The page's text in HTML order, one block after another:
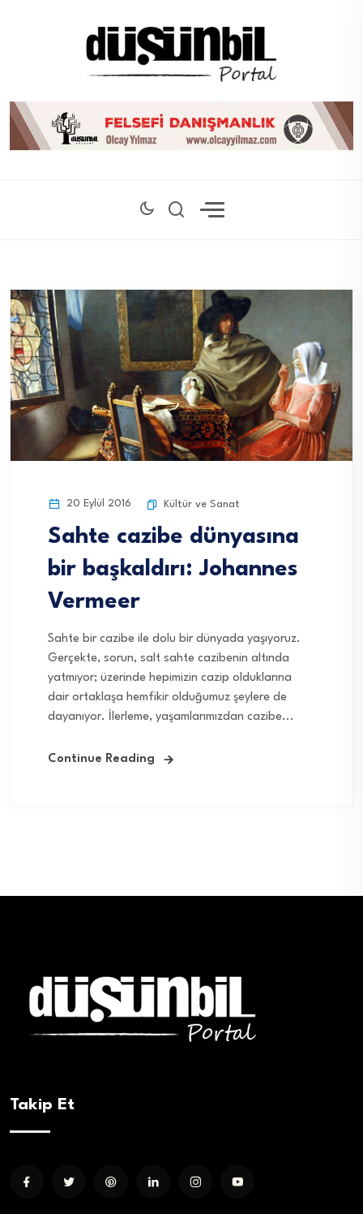
20 Eylül 2016 Kültür ve Sanat
Sahte cazibe dünyasına
bir başkaldırı: Johannes
Vermeer
Sahte bir cazibe ile dolu bir dünyada yaşıyoruz.
Gerçekte, sorun, salt sahte cazibenin altında
yatmıyor; üzerinde hepimizin cazip olduklarına
dair ortaklaşa hemfikir olduğumuz şeylere de
dayanıyor. İlerleme, yaşamlarımızdan cazibe...
Continue Reading
Takip Et